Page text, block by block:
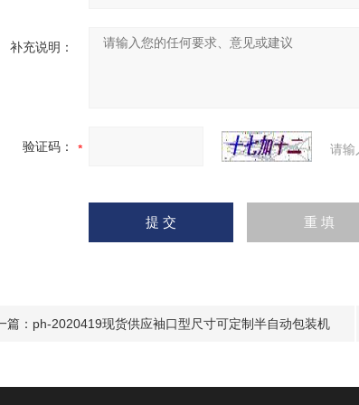
补充说明：
验证码： 请输
篇： ph-2020419现货供应袖口型尺寸可定制半自动包装机